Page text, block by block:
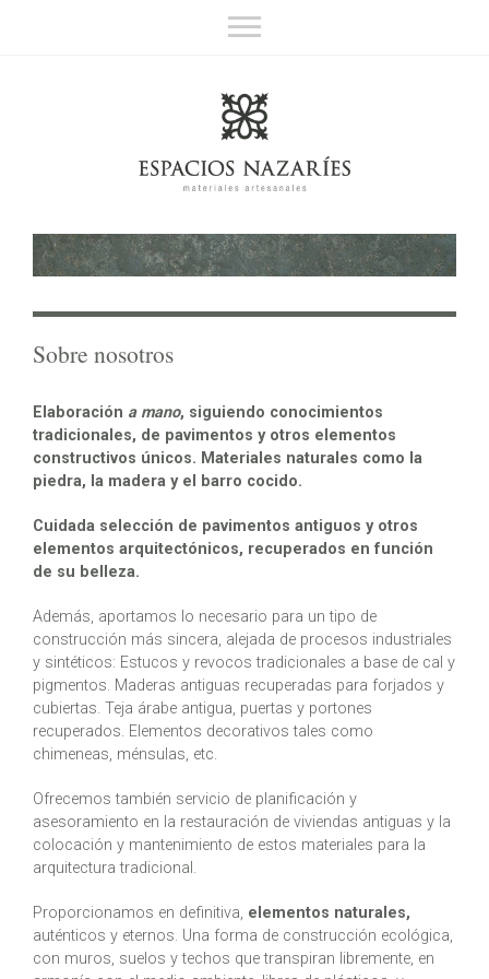
Materiales artesanales
Sobre nosotros
English
Sobre nosotros
Elaboración a mano, siguiendo conocimientos
tradicionales, de pavimentos y otros elementos
constructivos únicos. Materiales naturales como la
piedra, la madera y el barro cocido.
Cuidada selección de pavimentos antiguos y otros
elementos arquitectónicos, recuperados en función
de su belleza.
Además, aportamos lo necesario para un tipo de
construcción más sincera, alejada de procesos industriales
y sintéticos: Estucos y revocos tradicionales a base de cal y
pigmentos. Maderas antiguas recuperadas para forjados y
cubiertas. Teja árabe antigua, puertas y portones
recuperados. Elementos decorativos tales como
chimeneas, ménsulas, etc.
Ofrecemos también servicio de planificación y
asesoramiento en la restauración de viviendas antiguas y la
colocación y mantenimiento de estos materiales para la
arquitectura tradicional.
Proporcionamos en definitiva, elementos naturales,
auténticos y eternos. Una forma de construcción ecológica,
con muros, suelos y techos que transpiran libremente, en